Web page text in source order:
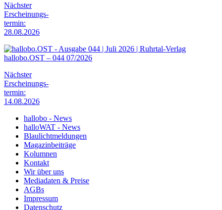
Nächster
Erscheinungs-
termin:
28.08.2026
hallobo.OST – 044 07/2026
Nächster
Erscheinungs-
termin:
14.08.2026
hallobo - News
halloWAT - News
Blaulichtmeldungen
Magazinbeiträge
Kolumnen
Kontakt
Wir über uns
Mediadaten & Preise
AGBs
Impressum
Datenschutz